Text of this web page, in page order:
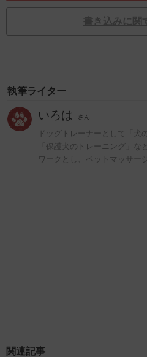
書き込みに関
執筆ライター
いろは さん
ドッグトレーナーとして「犬
「保護犬のトレーニング」
ワークとし、ペットマッサー
関連記事